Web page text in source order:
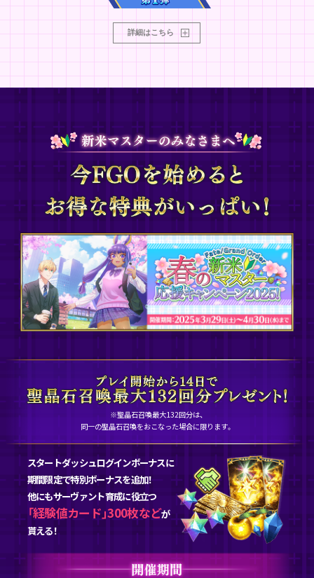
詳細はこちら
※聖晶石召喚最大132回分は、
同一の聖晶石召喚をおこなった場合に限ります。
スタートダッシュログインボーナスに
期間限定で特別ボーナスを追加！
他にもサーヴァント育成に役立つ
「経験値カード」300枚などが
貰える！